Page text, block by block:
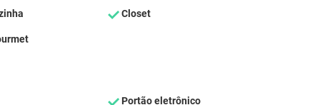
Closet
Portão eletrônico